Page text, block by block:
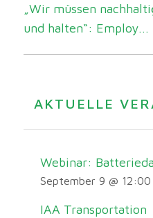
„Wir müssen
und halten“: Employ...
AKTUELLE
Webinar:
September 9 @ 12:00
IAA Transportation